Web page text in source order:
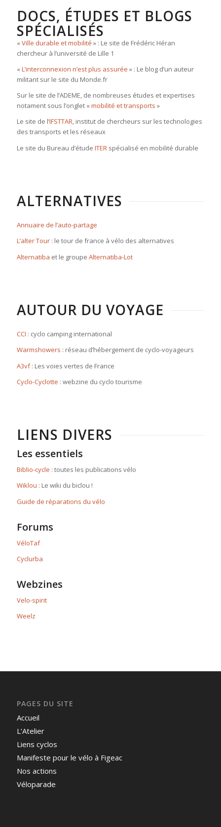
DOCS, ÉTUDES ET BLOGS
SPÉCIALISÉS
«Ville durable et mobilité » : Le site de Frédéric Héran
chercheur à l’université de Lille 1
«L’interconnexion n’est plus assurée » : Le blog d’un auteur
militant sur le site du Monde.fr
Sur le site de l’ADEME, de nombreuses études et expertises
notament sous l’onglet «mobilité et transports »
Le site de l’IFSTTAR, institut de chercheurs sur les technologies
des transports et les réseaux
Le site du Bureau d’étude ITER spécialisé en mobilité durable
ALTERNATIVES
Annuaire de l’auto-partage
L’alter Tour: le tour de france à vélo des alternatives
Alternatiba et le groupe Alternatiba-Lot
AUTOUR DU VOYAGE
CCI : cyclo camping international
Warmshowers : réseau d’hébergement de cyclo-voyageurs
A3vf: Les voies vertes de France
Cyclo-Cyclotte : webzine du cyclo tourisme
LIENS DIVERS
Les essentiels
Biblio-cycle : toutes les publications vélo
Wiklou : Le wiki du biclou !
Guide de réparations du vélo
Forums
VéloTaf
Cyclurba
Webzines
Velo-spirit
Weelz
PAGES DU SITE
Accueil
L’Atelier
Liens cyclos
Manifeste pour le vélo à Figeac
Nos actions
Véloparade